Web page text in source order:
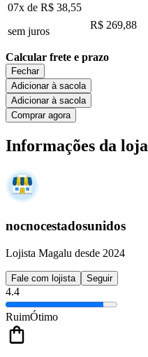
07x de R$ 38,55
sem juros
R$ 269,88
Calcular frete e prazo
Fechar
Adicionar à sacola
Adicionar à sacola
Comprar agora
Informações da loja
nocnocestadosunidos
Lojista Magalu desde 2024
Fale com lojista Seguir
4.4
RuimÓtimo